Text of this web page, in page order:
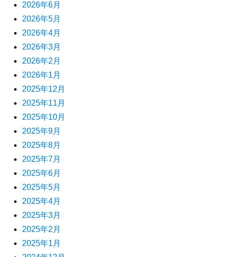
2026年6月
2026年5月
2026年4月
2026年3月
2026年2月
2026年1月
2025年12月
2025年11月
2025年10月
2025年9月
2025年8月
2025年7月
2025年6月
2025年5月
2025年4月
2025年3月
2025年2月
2025年1月